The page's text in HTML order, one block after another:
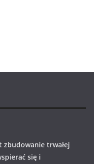
zbudowanie trwałej
się i